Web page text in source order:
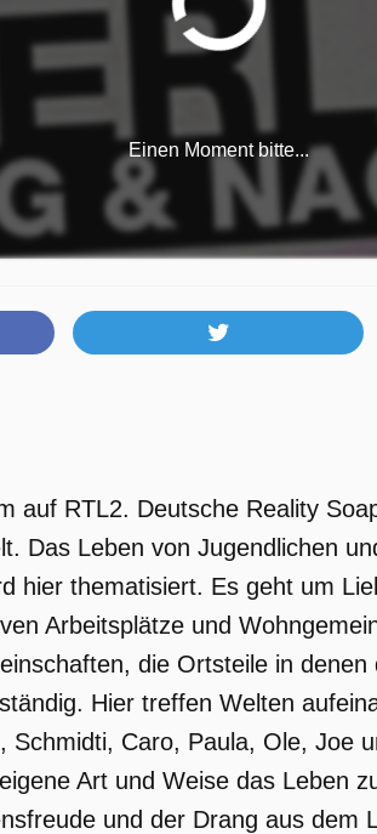
Einen Moment bitte...
auf RTL2. Deutsche Reality
Das Leben von Jugendlichen
hier thematisiert. Es geht um
Arbeitsplätze und
die Ortsteile in
Hier treffen Welten
Caro, Paula, Ole, Joe
Art und Weise das Leben
und der Drang aus dem